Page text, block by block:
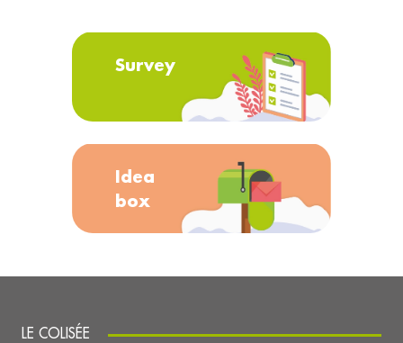
Survey
Idea
box
LE COLISÉE